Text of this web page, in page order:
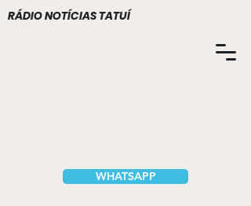
WHATSAPP
RÁDIO NOTÍCIAS TATUÍ